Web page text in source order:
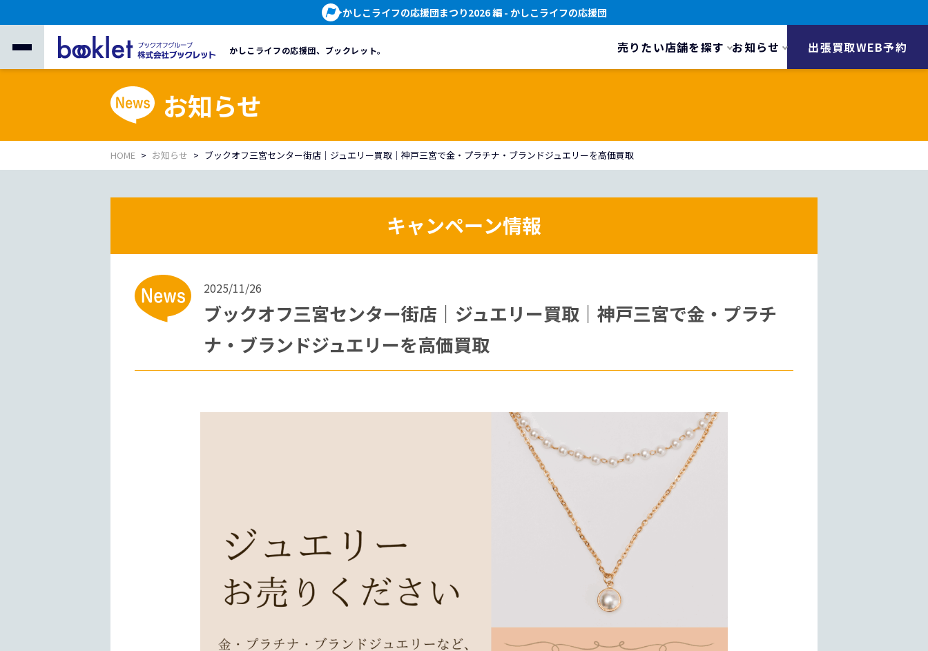
かしこライフの応援団まつり2026 編- かしこライフの応援団
かしこライフの応援団、 ブックレット。 売りたい店舗を探す お知らせ 出張買取WEB予約
お知らせ
HOME お知らせ ブックオフ三宮センター街店｜ジュエリー買取｜神戸三宮で金・プラチナ・ブランドジュエリーを高価買取
2025/11/26
ブックオフ三宮センター街店｜ジュエリー買取｜神戸三宮で金・プラチ
ナ・ブランドジュエリーを高価買取